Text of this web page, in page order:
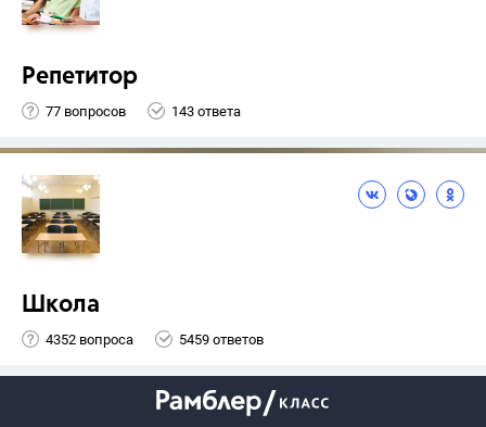
Репетитор
77 вопросов 143 ответа
Школа
4352 вопроса 5459 ответов